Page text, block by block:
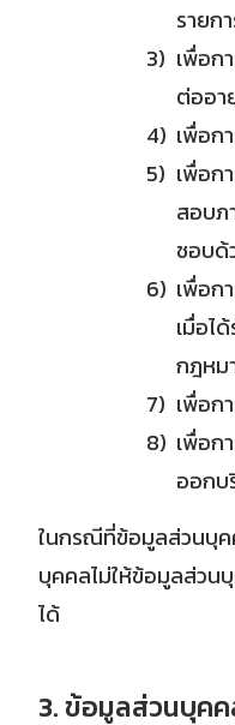
รายก
เพื่อก
ต่ออา
เพื่อก
เพื่อก
สอบภ
ชอบด้
เพื่อก
เมื่อไ
กฎหม
เพื่อก
เพื่อก
ออกบ
ในกรณีที่ข้อมูลส่วนบุค
บุคคลไม่ให้ข้อมูลส่วน
ได้
3. ข้อมูลส่วนบุค